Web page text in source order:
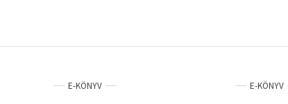
E-KÖNYV E-KÖNYV